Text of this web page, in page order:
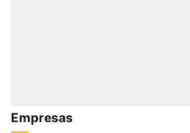
Empresas